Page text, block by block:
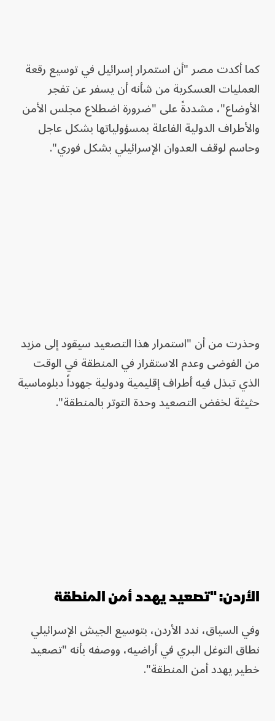
كما أكدت مصر "أن استمرار إسرائيل في توسيع رقعة
العمليات العسكرية من شأنه أن يسفر عن تفجر
الأوضاع"، مشددةً على "ضرورة اضطلاع مجلس الأمن
والأطراف الدولية الفاعلة بمسؤولياتها بشكل عاجل
وحاسم لوقف العدوان الإسرائيلي بشكل فوري".
وحذرت من أن "استمرار هذا التصعيد سيقود إلى مزيد
من الفوضى وعدم الاستقرار في المنطقة في الوقت
الذي تبذل فيه أطراف إقليمية ودولية جهوداً دبلوماسية
حثيثة لخفض التصعيد وحدة التوتر بالمنطقة".
الأردن: "تصعيد يهدد أمن المنطقة
وفي السياق، ندد الأردن، بتوسيع الجيش الإسرائيلي
نطاق التوغل البري في أراضيه، ووصفه بأنه "تصعيد
خطير يهدد أمن المنطقة".